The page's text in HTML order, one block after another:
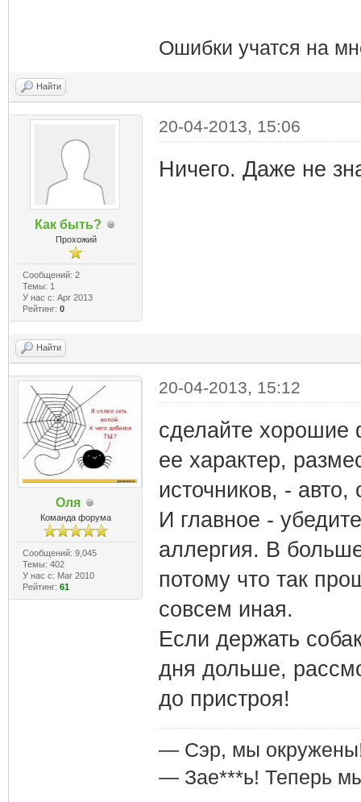
Ошибки учатся на
Найти
Как быть?
Прохожий
Сообщений: 2
Темы: 1
У нас с: Apr 2013
Рейтинг: 0
20-04-2013, 15:06
Ничего. Даже не
Найти
Оля
Команда форума
Сообщений: 9,045
Темы: 402
У нас с: Mar 2010
Рейтинг: 61
20-04-2013, 15:12
сделайте хорошие
ее характер,
источников, - авто,
И главное -
аллергия. В
потому что так
совсем иная.
Если держать
дня дольше,
до пристроя!
— Сэр, мы
— Зае***ь! Теперь